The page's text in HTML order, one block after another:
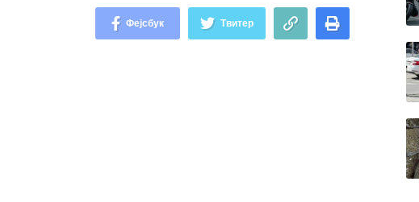
Фејсбук Твитер